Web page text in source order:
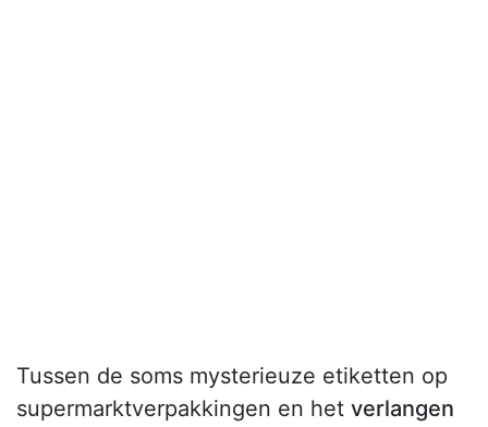
Tussen de soms mysterieuze etiketten op
supermarktverpakkingen en het verlangen